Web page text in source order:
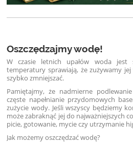
Oszczędzajmy wodę!
W czasie letnich upałów woda jest
temperatury sprawiają, że zużywamy
szybko zmniejszać.
Pamiętajmy, że nadmierne
częste napełnianie przydomowych
zużycie wody. Jeśli wszyscy będziemy
może zabraknąć jej do najważniejszych
picie, gotowanie, mycie czy utrzymanie
Jak możemy oszczędzać wodę?